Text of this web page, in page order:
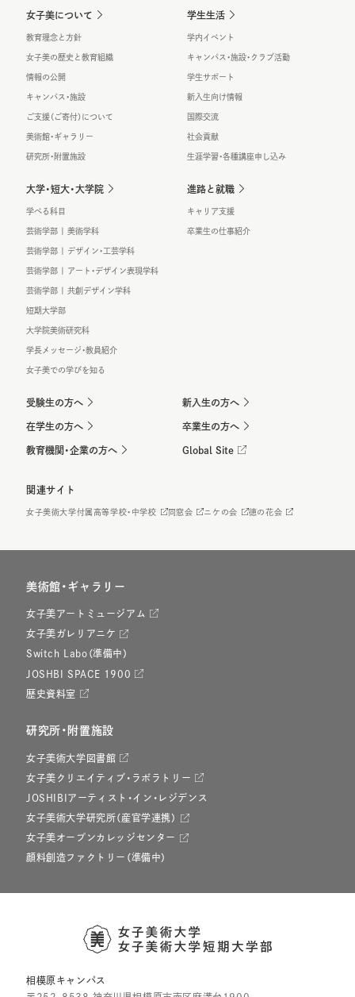
女子美について
教育理念と方針
女子美の歴史と教育組織
情報の公開
キャンパス・施設
ご支援（ご寄付）について
美術館・ギャラリー
研究所・附置施設
学生生活
学内イベント
キャンパス・施設・クラブ活動
学生サポート
新入生向け情報
国際交流
社会貢献
生涯学習・各種講座申し込み
大学・短大・大学院
学べる科目
芸術学部 | 美術学科
芸術学部 | デザイン・工芸学科
芸術学部 | アート・デザイン表現学科
芸術学部 | 共創デザイン学科
短期大学部
大学院美術研究科
学長メッセージ・教員紹介
女子美での学びを知る
進路と就職
キャリア支援
卒業生の仕事紹介
受験生の方へ 新入生の方へ
在学生の方へ 卒業生の方へ
教育機関・企業の方へ Global Site
関連サイト
女子美術大学付属高等学校・中学校 同窓会 ニケの会 徳の花会
美術館・ギャラリー
女子美アートミュージアム
女子美ガレリアニケ
Switch Labo（準備中）
JOSHBI SPACE 1900
歴史資料室
研究所・附置施設
女子美術大学図書館
女子美クリエイティブ・ラボラトリー
JOSHIBIアーティスト・イン・レジデンス
女子美術大学研究所（産官学連携）
女子美オープンカレッジセンター
顔料創造ファクトリー（準備中）
相模原キャンパス